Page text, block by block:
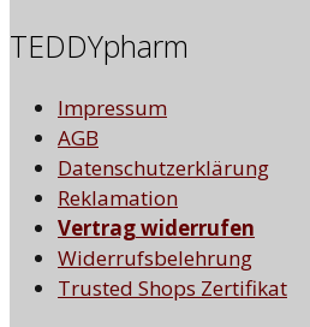
TEDDYpharm
Impressum
AGB
Datenschutzerklärung
Reklamation
Vertrag widerrufen
Widerrufsbelehrung
Trusted Shops Zertifikat